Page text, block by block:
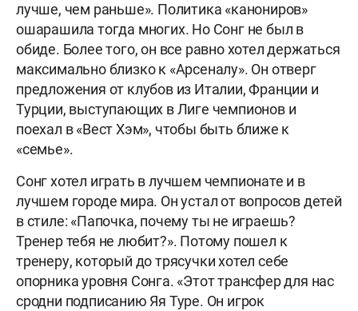
лучше, чем раньше». Политика «канониров»
ошарашила тогда многих. Но Сонг не был в
обиде. Более того, он все равно хотел держаться
максимально близко к «Арсеналу». Он отверг
предложения от клубов из Италии, Франции и
Турции, выступающих в Лиге чемпионов и
поехал в «Вест Хэм», чтобы быть ближе к
«семье».
Сонг хотел играть в лучшем чемпионате и в
лучшем городе мира. Он устал от вопросов детей
в стиле: «Папочка, почему ты не играешь?
Тренер тебя не любит?». Потому пошел к
тренеру, который до трясучки хотел себе
опорника уровня Сонга. «Этот трансфер для нас
сродни подписанию Яя Туре. Он игрок